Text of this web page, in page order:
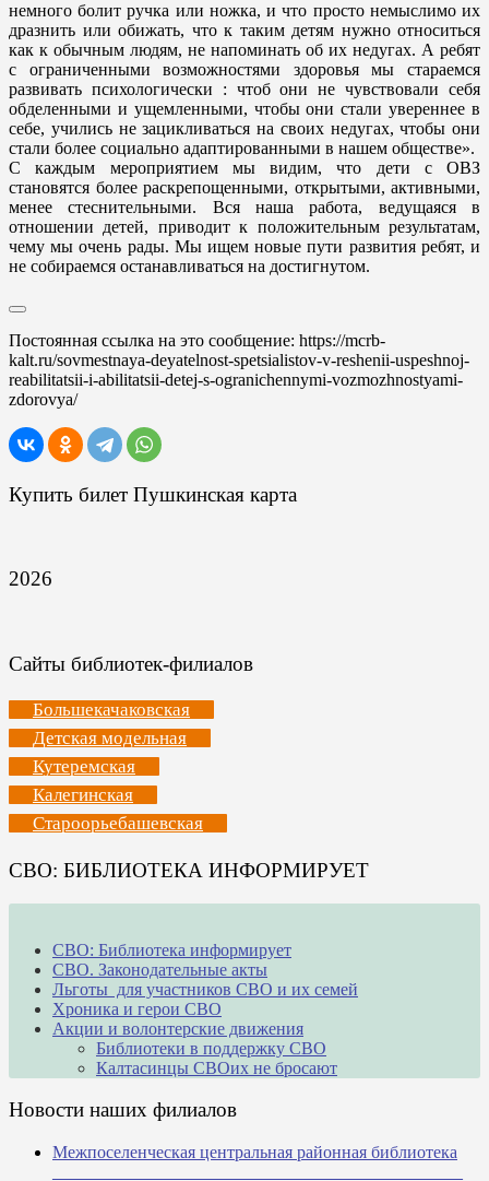
немного болит ручка или ножка, и что просто немыслимо их
дразнить или обижать, что к таким детям нужно относиться
как к обычным людям, не напоминать об их недугах. А ребят
с ограниченными возможностями здоровья мы стараемся
развивать психологически : чтоб они не чувствовали себя
обделенными и ущемленными, чтобы они стали увереннее в
себе, учились не зацикливаться на своих недугах, чтобы они
стали более социально адаптированными в нашем обществе».
С каждым мероприятием мы видим, что дети с ОВЗ
становятся более раскрепощенными, открытыми, активными,
менее стеснительными. Вся наша работа, ведущаяся в
отношении детей, приводит к положительным результатам,
чему мы очень рады. Мы ищем новые пути развития ребят, и
не собираемся останавливаться на достигнутом.
Постоянная ссылка на это сообщение: https://mcrb-
kalt.ru/sovmestnaya-deyatelnost-spetsialistov-v-reshenii-uspeshnoj-
reabilitatsii-i-abilitatsii-detej-s-ogranichennymi-vozmozhnostyami-
zdorovya/
Купить билет Пушкинская карта
2026
Сайты библиотек-филиалов
Большекачаковская
Детская модельная
Кутеремская
Калегинская
Староорьебашевская
СВО: БИБЛИОТЕКА ИНФОРМИРУЕТ
СВО: Библиотека информирует
СВО. Законодательные акты
Льготы для участников СВО и их семей
Хроника и герои СВО
Акции и волонтерские движения
Библиотеки в поддержку СВО
Калтасинцы СВОих не бросают
Новости наших филиалов
Межпоселенческая центральная районная библиотека